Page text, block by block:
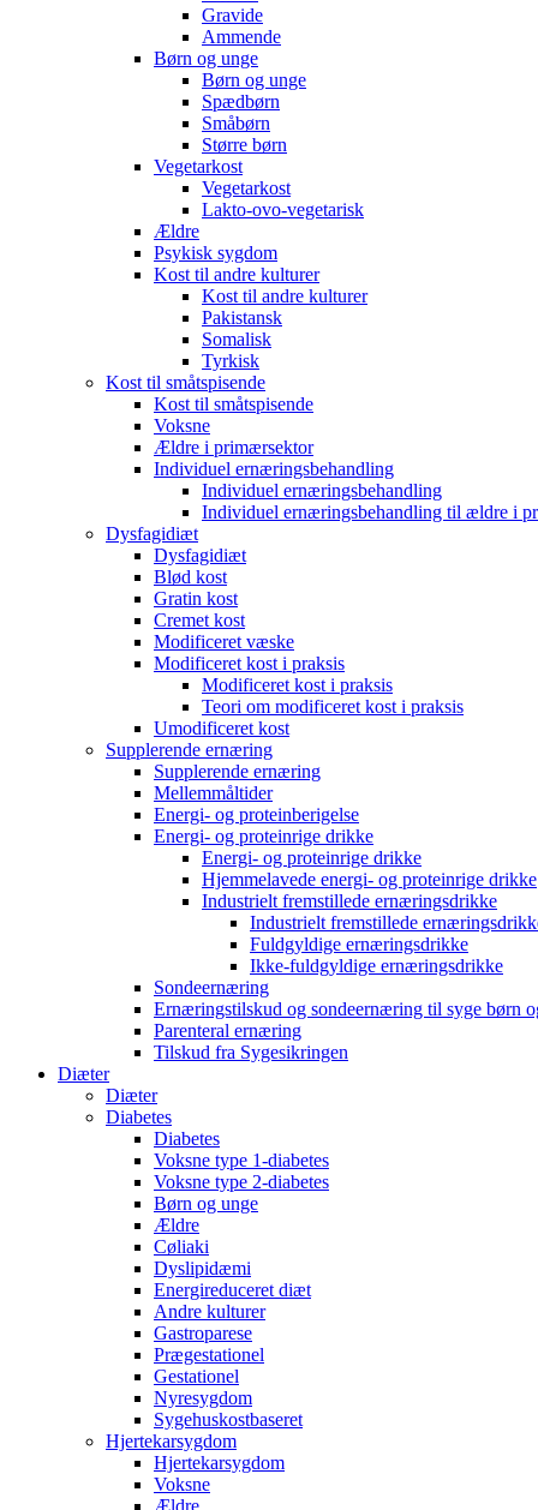
Gravide
Ammende
Børn og unge
Børn og unge
Spædbørn
Småbørn
Større børn
Vegetarkost
Vegetarkost
Lakto-ovo-vegetarisk
Ældre
Psykisk sygdom
Kost til andre kulturer
Kost til andre kulturer
Pakistansk
Somalisk
Tyrkisk
Kost til småtspisende
Kost til småtspisende
Voksne
Ældre i primærsektor
Individuel ernæringsbehandling
Individuel ernæringsbehandling
Individuel ernæringsbehandling til ældre i
Dysfagidiæt
Dysfagidiæt
Blød kost
Gratin kost
Cremet kost
Modificeret væske
Modificeret kost i praksis
Modificeret kost i praksis
Teori om modificeret kost i praksis
Umodificeret kost
Supplerende ernæring
Supplerende ernæring
Mellemmåltider
Energi- og proteinberigelse
Energi- og proteinrige drikke
Energi- og proteinrige drikke
Hjemmelavede energi- og proteinrige drikke
Industrielt fremstillede ernæringsdrikke
Industrielt fremstillede
Fuldgyldige ernæringsdrikke
Ikke-fuldgyldige ernæringsdrikke
Sondeernæring
Ernæringstilskud og sondeernæring til syge børn
Parenteral ernæring
Tilskud fra Sygesikringen
Diæter
Diæter
Diabetes
Diabetes
Voksne type 1-diabetes
Voksne type 2-diabetes
Børn og unge
Ældre
Cøliaki
Dyslipidæmi
Energireduceret diæt
Andre kulturer
Gastroparese
Prægestationel
Gestationel
Nyresygdom
Sygehuskostbaseret
Hjertekarsygdom
Hjertekarsygdom
Voksne
Ældre